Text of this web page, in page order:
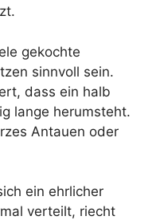
gekochte
sinnvoll sein.
dass ein halb
lange herumsteht.
Antauen oder
ein ehrlicher
verteilt, riecht